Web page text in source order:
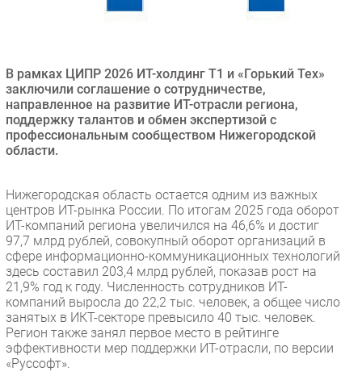
Инновации
CIO/Управление ИТ
Гаджеты
Здоровье
РАЗДЕЛЫ
Новости
Аналитика
Интервью
Мероприятия
Проекты
IT класс
Тестовый стенд
В рамках ЦИПР 2026 ИТ-холдинг Т1 и «Горький Тех»
заключили соглашение о сотрудничестве,
направленное на развитие ИТ-отрасли региона,
поддержку талантов и обмен экспертизой с
профессиональным сообществом Нижегородской
области.
Нижегородская область остается одним из важных
центров ИТ-рынка России. По итогам 2025 года оборот
ИТ-компаний региона увеличился на 46,6% и достиг
97,7 млрд рублей, совокупный оборот организаций в
сфере информационно-коммуникационных технологий
здесь составил 203,4 млрд рублей, показав рост на
21,9% год к году. Численность сотрудников ИТ-
компаний выросла до 22,2 тыс. человек, а общее число
занятых в ИКТ-секторе превысило 40 тыс. человек.
Регион также занял первое место в рейтинге
эффективности мер поддержки ИТ-отрасли, по версии
«Руссофт».